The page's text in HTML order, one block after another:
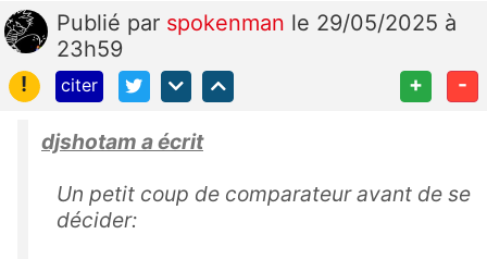
Publié par spokenman le 29/05/2025 à
23h59
!
citer + -
djshotam a écrit
Un petit coup de comparateur avant de se
décider: